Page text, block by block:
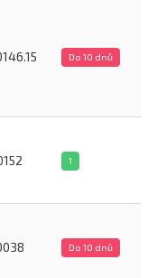
Do 10 dnů
1
Do 10 dnů